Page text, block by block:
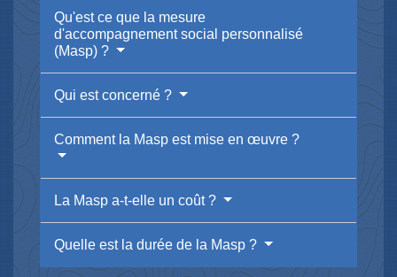
Qu'est ce que la mesure
d'accompagnement social personnalisé
(Masp) ?
Qui est concerné ?
Comment la Masp est mise en œuvre ?
La Masp a-t-elle un coût ?
Quelle est la durée de la Masp ?